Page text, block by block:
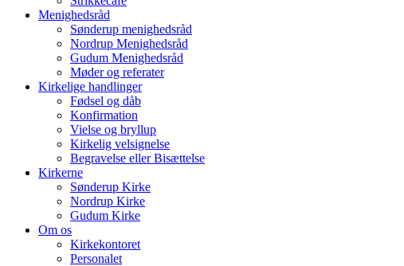
Menighedsråd
Sønderup menighedsråd
Nordrup Menighedsråd
Gudum Menighedsråd
Møder og referater
Kirkelige handlinger
Fødsel og dåb
Konfirmation
Vielse og bryllup
Kirkelig velsignelse
Begravelse eller Bisættelse
Kirkerne
Sønderup Kirke
Nordrup Kirke
Gudum Kirke
Om os
Kirkekontoret
Personalet